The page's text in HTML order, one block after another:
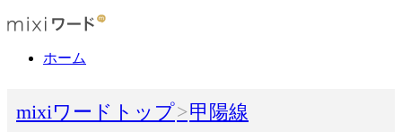
ホーム
mixiワードトップ 甲陽線